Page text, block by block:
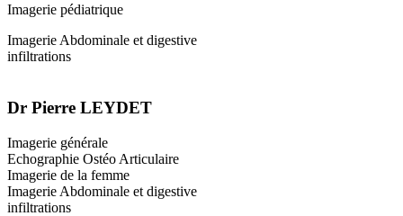
Imagerie pédiatrique
Imagerie Abdominale et digestive
infiltrations
Dr Pierre LEYDET
Imagerie générale
Echographie Ostéo Articulaire
Imagerie de la femme
Imagerie Abdominale et digestive
infiltrations